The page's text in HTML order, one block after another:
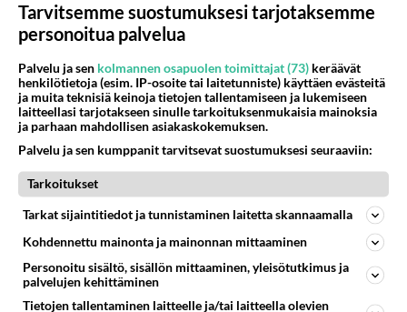
Tiesitkö? Martina Aitolehden isäpuoli on tämä suosittu laulaja
28
Mikä sinua ja kaivattuasi
Yhdistää??????
04.08.2026 18:50
Ikävä
56
04.08.2026 15:01
Ikävä
Mitä uskot hänen ajattelevan sinusta?
04.08.2026 18:30
Ikävä
61
819
Tarvitsemme suostumuksesi tarjotaksemme
personoitua palvelua
Palvelu ja sen kolmannen osapuolen toimittajat (73) keräävät
henkilötietoja (esim. IP-osoite tai laitetunniste) käyttäen evästeitä
ja muita teknisiä keinoja tietojen tallentamiseen ja lukemiseen
laitteellasi tarjotakseen sinulle tarkoituksenmukaisia mainoksia
ja parhaan mahdollisen asiakaskokemuksen.
Palvelu ja sen kumppanit tarvitsevat suostumuksesi seuraaviin:
Tarkoitukset
Tarkat sijaintitiedot ja tunnistaminen laitetta skannaamalla
Kohdennettu mainonta ja mainonnan mittaaminen
Personoitu sisältö, sisällön mittaaminen, yleisötutkimus ja
palvelujen kehittäminen
Tietojen tallentaminen laitteelle ja/tai laitteella olevien